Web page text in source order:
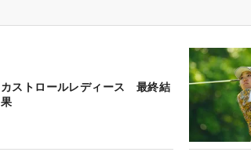
カストロールレディース 最終結
果